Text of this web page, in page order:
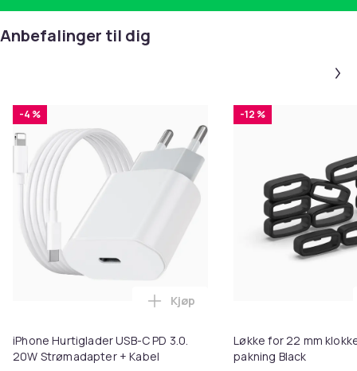
Anbefalinger til dig
-4 %
iPhone Hurtiglader USB-C PD 3.0.
20W Strømadapter + Kabel
Legg iPhone Hurtiglader USB-C
Kjøp
-12 %
Løkke for 22 mm
pakning Black